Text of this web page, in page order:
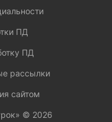
ПД
ПД
рассылки
сайтом
© 2026